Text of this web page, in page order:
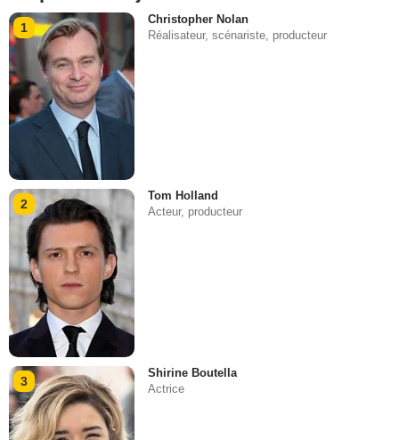
1
Christopher Nolan
Réalisateur, scénariste, producteur
2
Tom Holland
Acteur, producteur
3
Shirine Boutella
Actrice